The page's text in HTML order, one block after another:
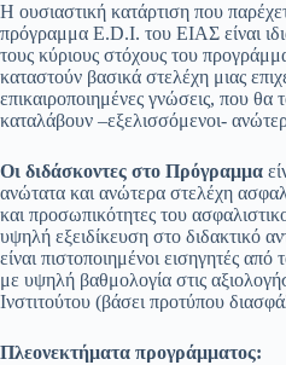
Η ουσιαστική κατάρτιση που
πρόγραμμα E.D.I. του ΕΙΑΣ είναι
τους κύριους στόχους του
καταστούν βασικά στελέχη μιας
επικαιροποιημένες γνώσεις, που
καταλάβουν –εξελισσόμενοι-
Οι διδάσκοντες στο Πρόγραμμα
ανώτατα και ανώτερα στελέχη
και προσωπικότητες του
υψηλή εξειδίκευση στο διδακτικό
είναι πιστοποιημένοι εισηγητές
με υψηλή βαθμολογία στις
Ινστιτούτου (βάσει προτύπου
Πλεονεκτήματα προγράμματος: